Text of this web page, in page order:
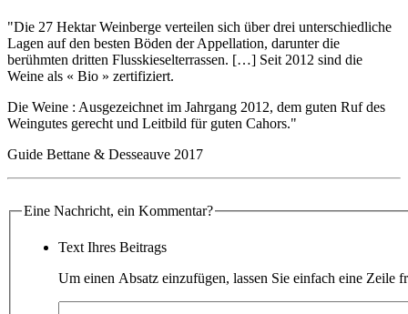
"Die 27 Hektar Weinberge verteilen sich über drei unterschiedliche
Lagen auf den besten Böden der Appellation, darunter die
berühmten dritten Flusskieselterrassen. […] Seit 2012 sind die
Weine als « Bio » zertifiziert.
Die Weine : Ausgezeichnet im Jahrgang 2012, dem guten Ruf des
Weingutes gerecht und Leitbild für guten Cahors."
Guide Bettane & Desseauve 2017
Eine Nachricht, ein Kommentar?
Text Ihres Beitrags
Um einen Absatz einzufügen, lassen Sie einfach eine Zeile